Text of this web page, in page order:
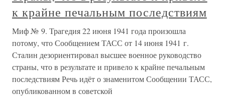
к крайне печальным последствиям
Миф № 9. Трагедия 22 июня 1941 года произошла
потому, что Сообщением ТАСС от 14 июня 1941 г.
Сталин дезориентировал высшее военное руководство
страны, что в результате и привело к крайне печальным
последствиям Речь идёт о знаменитом Сообщении ТАСС,
опубликованном в советской